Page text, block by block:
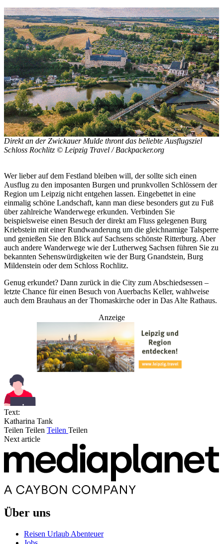
Direkt an der Zwickauer Mulde thront das beliebte Ausflugsziel
Schloss Rochlitz © Leipzig Travel / Backpacker.org
Wer lieber auf dem Festland bleiben will, der sollte sich einen
Ausflug zu den imposanten Burgen und prunkvollen Schlössern der
Region um Leipzig nicht entgehen lassen. Eingebettet in eine
einmalig schöne Landschaft, kann man diese besonders gut zu Fuß
über zahlreiche Wanderwege erkunden. Verbinden Sie
beispielsweise einen Besuch der direkt am Fluss gelegenen Burg
Kriebstein mit einer Rundwanderung um die gleichnamige Talsperre
und genießen Sie den Blick auf Sachsens schönste Ritterburg. Aber
auch andere Wanderwege wie der Lutherweg Sachsen führen Sie zu
bekannten Sehenswürdigkeiten wie der Burg Gnandstein, Burg
Mildenstein oder dem Schloss Rochlitz.
Genug erkundet? Dann zurück in die City zum Abschiedsessen –
letzte Chance für einen Besuch von Auerbachs Keller, wahlweise
auch dem Brauhaus an der Thomaskirche oder in Das Alte Rathaus.
Anzeige
Text:
Katharina Tank
Teilen Teilen Teilen Teilen
Next article
Über uns
Reisen Urlaub Abenteuer